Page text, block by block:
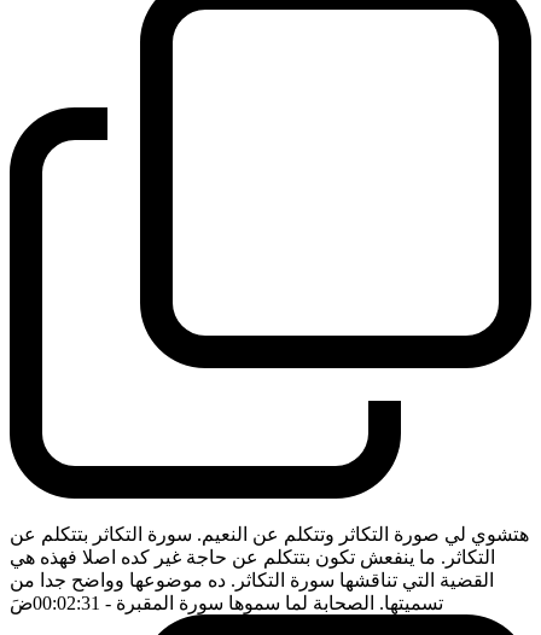
هتشوي لي صورة التكاثر وتتكلم عن النعيم. سورة التكاثر بتتكلم عن
التكاثر. ما ينفعش تكون بتتكلم عن حاجة غير كده اصلا فهذه هي
القضية التي تناقشها سورة التكاثر. ده موضوعها وواضح جدا من
تسميتها. الصحابة لما سموها سورة المقبرة - 00:02:31 ضَ